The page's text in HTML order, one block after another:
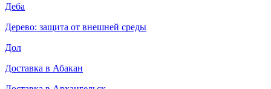
Деба
Дерево: защита от внешней среды
Дол
Доставка в Абакан